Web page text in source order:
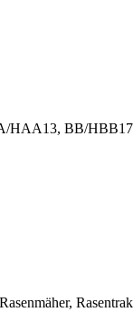
HAA13, BB/